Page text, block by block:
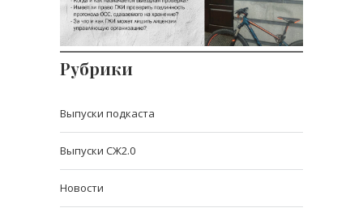
к.ю.н., заместит
Рубрики
Выпуски подкаста
Выпуски СЖ2.0
Новости